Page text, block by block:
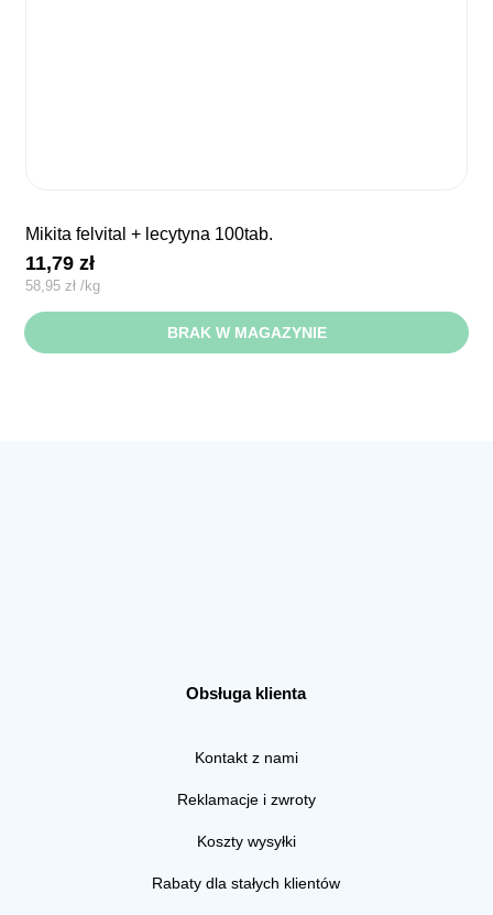
mikita felvital + lecytyna 100tab.
11,79zł
58,95zł /kg
BRAK W MAGAZYNIE
Obsługa klienta
Kontakt z nami
Reklamacje i zwroty
Koszty wysyłki
Rabaty dla stałych klientów